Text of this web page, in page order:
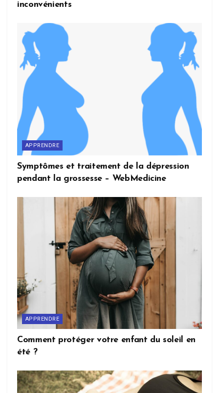
inconvénients
APPRENDRE
Symptômes et traitement de la dépression
pendant la grossesse – WebMedicine
APPRENDRE
Comment protéger votre enfant du soleil en
été ?